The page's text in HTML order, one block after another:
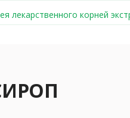
лекарственного корней